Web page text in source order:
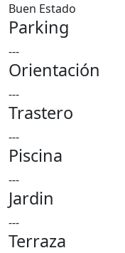
Buen Estado
Parking
---
Orientación
---
Trastero
---
Piscina
---
Jardin
---
Terraza